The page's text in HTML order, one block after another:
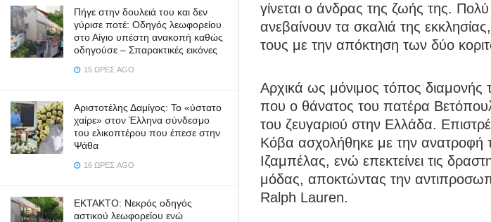
Πήγε στην δουλειά του και δεν
γύρισε ποτέ: Οδηγός λεωφορείου
στο Αίγιο υπέστη ανακοπή καθώς
οδηγούσε – Σπαρακτικές εικόνες
15 ΏΡΕΣ AGO
Αριστοτέλης Δαμίγος: Το «ύστατο
χαίρε» στον Έλληνα σύνδεσμο
του ελικοπτέρου που έπεσε στην
Ψάθα
16 ΏΡΕΣ AGO
ΕΚΤΑΚΤΟ: Νεκρός οδηγός
αστικού λεωφορείου ενώ
γίνεται ο άνδρας της ζωής της.
ανεβαίνουν τα σκαλιά της
τους με την απόκτηση των δύο
Αρχικά ως μόνιμος τόπος διαμονής
που ο θάνατος του πατέρα
του ζευγαριού στην Ελλάδα.
Κόβα ασχολήθηκε με την ανατροφή
Ιζαμπέλας, ενώ επεκτείνει τις
μόδας, αποκτώντας την
Ralph Lauren.